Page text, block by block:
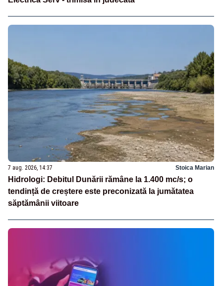
7 aug. 2026, 14:37 Stoica Marian
Hidrologi: Debitul Dunării rămâne la 1.400 mc/s; o
tendință de creștere este preconizată la jumătatea
săptămânii viitoare